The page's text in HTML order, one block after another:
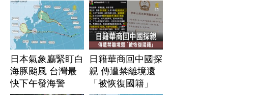
日本氣象廳緊盯白
海豚颱風 台灣最
快下午發海警
日籍華商回中國探
親 傳遭禁離境還
「被恢復國籍」